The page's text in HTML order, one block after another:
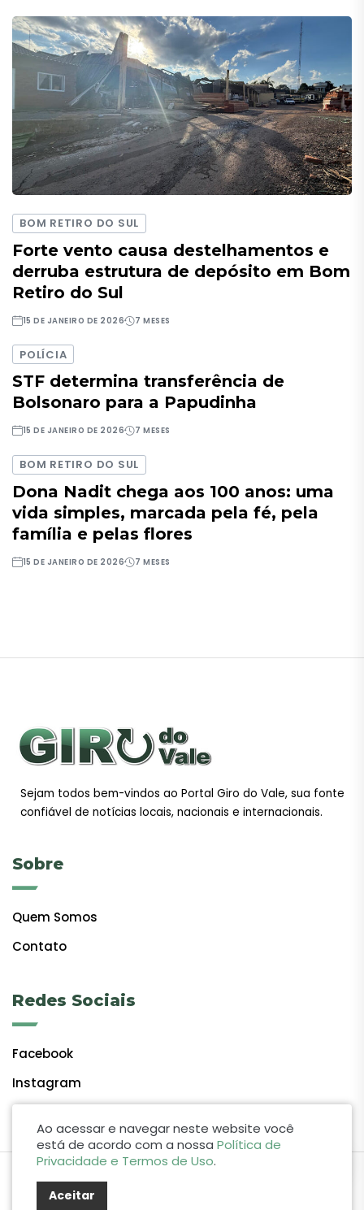
BOM RETIRO DO SUL
Forte vento causa destelhamentos e
derruba estrutura de depósito em Bom
Retiro do Sul
15 DE JANEIRO DE 2026 7 MESES
POLÍCIA
STF determina transferência de
Bolsonaro para a Papudinha
15 DE JANEIRO DE 2026 7 MESES
BOM RETIRO DO SUL
Dona Nadit chega aos 100 anos: uma
vida simples, marcada pela fé, pela
família e pelas flores
15 DE JANEIRO DE 2026 7 MESES
Sejam todos bem-vindos ao Portal Giro do Vale, sua fonte
confiável de notícias locais, nacionais e internacionais.
Sobre
Quem Somos
Contato
Redes Sociais
Facebook
Instagram
Ao acessar e navegar neste website você
está de acordo com a nossa Política de
Privacidade e Termos de Uso.
Aceitar